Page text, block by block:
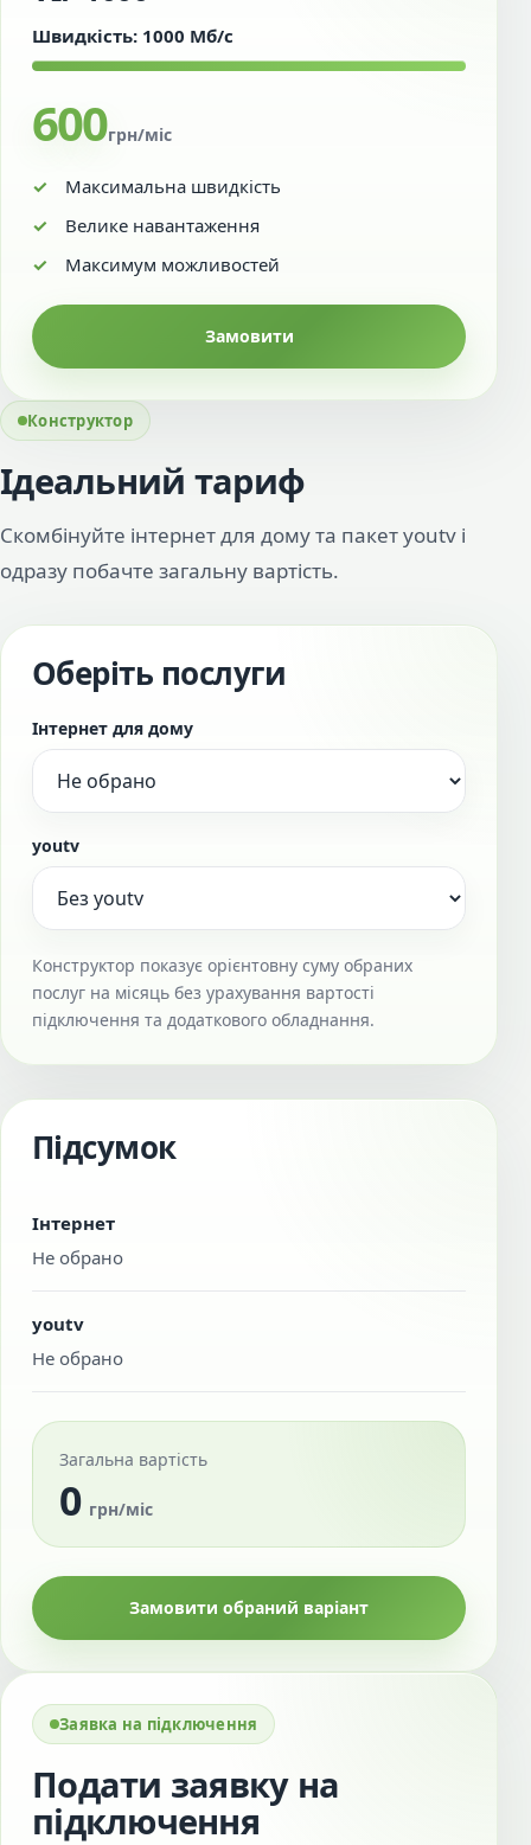
Швидкість: 1000 Мб/с
600грн/міс
Максимальна швидкість
Велике навантаження
Максимум можливостей
Замовити
Конструктор
Ідеальний тариф
Скомбінуйте інтернет для дому та пакет youtv і
одразу побачте загальну вартість.
Оберіть послуги
Інтернет для дому
youtv
Конструктор показує орієнтовну суму обраних
послуг на місяць без урахування вартості
підключення та додаткового обладнання.
Підсумок
Інтернет
Не обрано
youtv
Не обрано
Загальна вартість
0 грн/міс
Замовити обраний варіант
Заявка на підключення
Подати заявку на
підключення